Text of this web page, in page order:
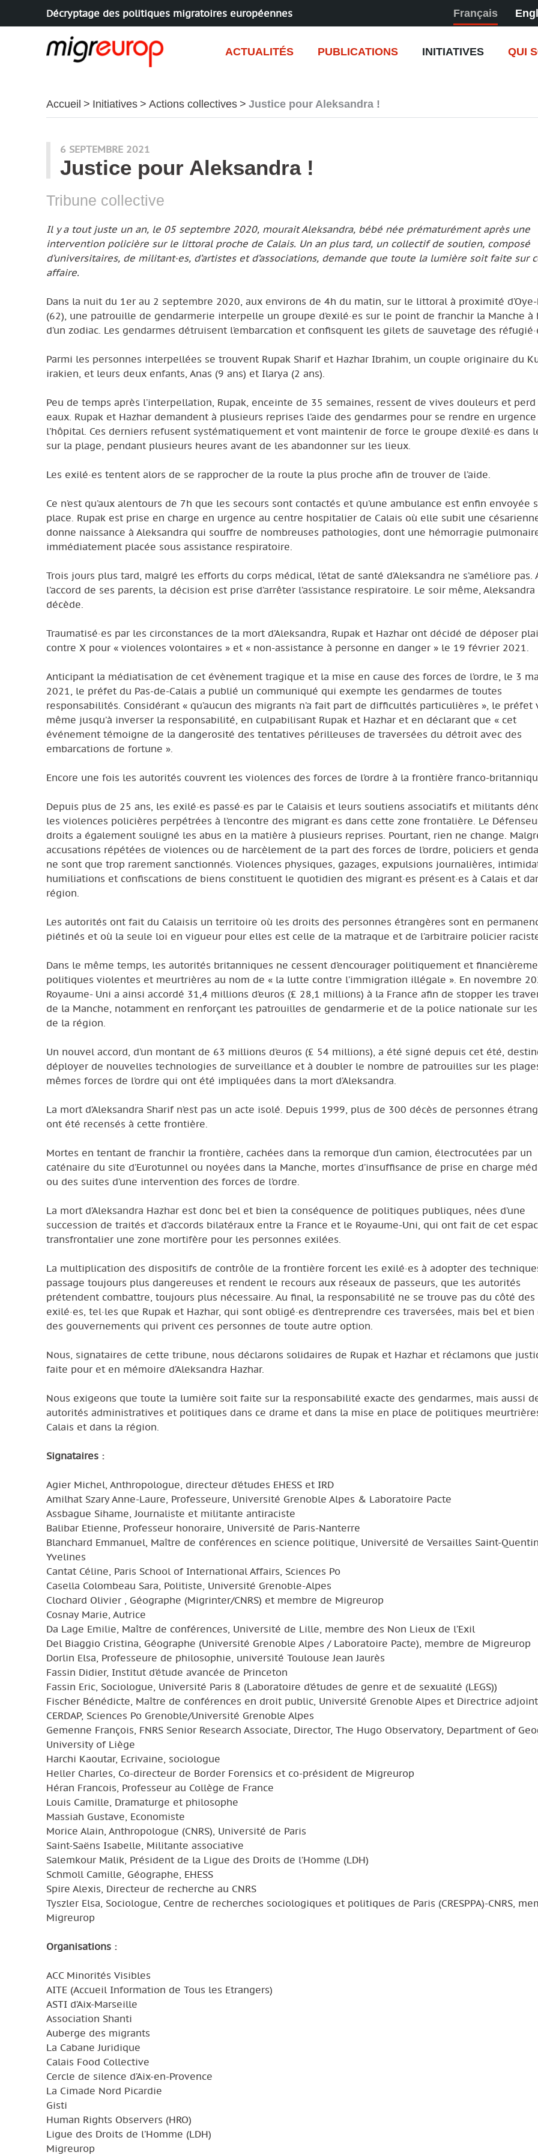
Aller à la navigation
Aller au contenu
Français
Décryptage des politiques migratoires européennes
ACTUALITÉS PUBLICATIONS INITIATIVES QUI
Accueil Initiatives Actions collectives Justice pour Aleksandra !
6 SEPTEMBRE 2021
Justice pour Aleksandra !
Tribune collective
Il y a tout juste un an, le 05 septembre 2020, mourait Aleksandra, bébé née prématurément après une
intervention policière sur le littoral proche de Calais. Un an plus tard, un collectif de soutien, composé
d’universitaires, de militant·es, d’artistes et d’associations, demande que toute la lumière soit faite sur
affaire.
Dans la nuit du 1er au 2 septembre 2020, aux environs de 4h du matin, sur le littoral à proximité d’Oye-
(62), une patrouille de gendarmerie interpelle un groupe d’exilé·es sur le point de franchir la Manche à
d’un zodiac. Les gendarmes détruisent l’embarcation et confisquent les gilets de sauvetage des
Parmi les personnes interpellées se trouvent Rupak Sharif et Hazhar Ibrahim, un couple originaire du
irakien, et leurs deux enfants, Anas (9 ans) et Ilarya (2 ans).
Peu de temps après l’interpellation, Rupak, enceinte de 35 semaines, ressent de vives douleurs et perd
eaux. Rupak et Hazhar demandent à plusieurs reprises l’aide des gendarmes pour se rendre en urgence
l’hôpital. Ces derniers refusent systématiquement et vont maintenir de force le groupe d’exilé·es dans
sur la plage, pendant plusieurs heures avant de les abandonner sur les lieux.
Les exilé·es tentent alors de se rapprocher de la route la plus proche afin de trouver de l’aide.
Ce n’est qu’aux alentours de 7h que les secours sont contactés et qu’une ambulance est enfin envoyée
place. Rupak est prise en charge en urgence au centre hospitalier de Calais où elle subit une
donne naissance à Aleksandra qui souffre de nombreuses pathologies, dont une hémorragie
immédiatement placée sous assistance respiratoire.
Trois jours plus tard, malgré les efforts du corps médical, l’état de santé d’Aleksandra ne s’améliore pas.
l’accord de ses parents, la décision est prise d’arrêter l’assistance respiratoire. Le soir même, Aleksandra
décède.
Traumatisé·es par les circonstances de la mort d’Aleksandra, Rupak et Hazhar ont décidé de déposer
contre X pour « violences volontaires » et « non-assistance à personne en danger » le 19 février 2021.
Anticipant la médiatisation de cet évènement tragique et la mise en cause des forces de l’ordre, le 3
2021, le préfet du Pas-de-Calais a publié un communiqué qui exempte les gendarmes de toutes
responsabilités. Considérant « qu’aucun des migrants n’a fait part de difficultés particulières », le préfet
même jusqu’à inverser la responsabilité, en culpabilisant Rupak et Hazhar et en déclarant que « cet
événement témoigne de la dangerosité des tentatives périlleuses de traversées du détroit avec des
embarcations de fortune ».
Encore une fois les autorités couvrent les violences des forces de l’ordre à la frontière franco-
Depuis plus de 25 ans, les exilé·es passé·es par le Calaisis et leurs soutiens associatifs et militants
les violences policières perpétrées à l’encontre des migrant·es dans cette zone frontalière. Le
droits a également souligné les abus en la matière à plusieurs reprises. Pourtant, rien ne change.
accusations répétées de violences ou de harcèlement de la part des forces de l’ordre, policiers et
ne sont que trop rarement sanctionnés. Violences physiques, gazages, expulsions journalières,
humiliations et confiscations de biens constituent le quotidien des migrant·es présent·es à Calais et
région.
Les autorités ont fait du Calaisis un territoire où les droits des personnes étrangères sont en
piétinés et où la seule loi en vigueur pour elles est celle de la matraque et de l’arbitraire policier
Dans le même temps, les autorités britanniques ne cessent d’encourager politiquement et
politiques violentes et meurtrières au nom de « la lutte contre l’immigration illégale ». En novembre
Royaume- Uni a ainsi accordé 31,4 millions d’euros (£ 28,1 millions) à la France afin de stopper les
de la Manche, notamment en renforçant les patrouilles de gendarmerie et de la police nationale sur
de la région.
Un nouvel accord, d’un montant de 63 millions d’euros (£ 54 millions), a été signé depuis cet été,
déployer de nouvelles technologies de surveillance et à doubler le nombre de patrouilles sur les
mêmes forces de l’ordre qui ont été impliquées dans la mort d’Aleksandra.
La mort d’Aleksandra Sharif n’est pas un acte isolé. Depuis 1999, plus de 300 décès de personnes
ont été recensés à cette frontière.
Mortes en tentant de franchir la frontière, cachées dans la remorque d’un camion, électrocutées par un
caténaire du site d’Eurotunnel ou noyées dans la Manche, mortes d’insuffisance de prise en charge
ou des suites d’une intervention des forces de l’ordre.
La mort d’Aleksandra Hazhar est donc bel et bien la conséquence de politiques publiques, nées d’une
succession de traités et d’accords bilatéraux entre la France et le Royaume-Uni, qui ont fait de cet
transfrontalier une zone mortifère pour les personnes exilées.
La multiplication des dispositifs de contrôle de la frontière forcent les exilé·es à adopter des
passage toujours plus dangereuses et rendent le recours aux réseaux de passeurs, que les autorités
prétendent combattre, toujours plus nécessaire. Au final, la responsabilité ne se trouve pas du côté des
exilé·es, tel·les que Rupak et Hazhar, qui sont obligé·es d’entreprendre ces traversées, mais bel et bien
des gouvernements qui privent ces personnes de toute autre option.
Nous, signataires de cette tribune, nous déclarons solidaires de Rupak et Hazhar et réclamons que
faite pour et en mémoire d’Aleksandra Hazhar.
Nous exigeons que toute la lumière soit faite sur la responsabilité exacte des gendarmes, mais aussi
autorités administratives et politiques dans ce drame et dans la mise en place de politiques
Calais et dans la région.
Signataires :
Agier Michel, Anthropologue, directeur d’études EHESS et IRD
Amilhat Szary Anne-Laure, Professeure, Université Grenoble Alpes & Laboratoire Pacte
Assbague Sihame, Journaliste et militante antiraciste
Balibar Etienne, Professeur honoraire, Université de Paris-Nanterre
Blanchard Emmanuel, Maître de conférences en science politique, Université de Versailles Saint-
Yvelines
Cantat Céline, Paris School of International Affairs, Sciences Po
Casella Colombeau Sara, Politiste, Université Grenoble-Alpes
Clochard Olivier , Géographe (Migrinter/CNRS) et membre de Migreurop
Cosnay Marie, Autrice
Da Lage Emilie, Maître de conférences, Université de Lille, membre des Non Lieux de l’Exil
Del Biaggio Cristina, Géographe (Université Grenoble Alpes / Laboratoire Pacte), membre de Migreurop
Dorlin Elsa, Professeure de philosophie, université Toulouse Jean Jaurès
Fassin Didier, Institut d’étude avancée de Princeton
Fassin Eric, Sociologue, Université Paris 8 (Laboratoire d’études de genre et de sexualité (LEGS))
Fischer Bénédicte, Maître de conférences en droit public, Université Grenoble Alpes et Directrice
CERDAP, Sciences Po Grenoble/Université Grenoble Alpes
Gemenne François, FNRS Senior Research Associate, Director, The Hugo Observatory, Department of
University of Liège
Harchi Kaoutar, Ecrivaine, sociologue
Heller Charles, Co-directeur de Border Forensics et co-président de Migreurop
Héran Francois, Professeur au Collège de France
Louis Camille, Dramaturge et philosophe
Massiah Gustave, Economiste
Morice Alain, Anthropologue (CNRS), Université de Paris
Saint-Saëns Isabelle, Militante associative
Salemkour Malik, Président de la Ligue des Droits de l’Homme (LDH)
Schmoll Camille, Géographe, EHESS
Spire Alexis, Directeur de recherche au CNRS
Tyszler Elsa, Sociologue, Centre de recherches sociologiques et politiques de Paris (CRESPPA)-CNRS,
Migreurop
Organisations :
ACC Minorités Visibles
AITE (Accueil Information de Tous les Etrangers)
ASTI d’Aix-Marseille
Association Shanti
Auberge des migrants
La Cabane Juridique
Calais Food Collective
Cercle de silence d’Aix-en-Provence
La Cimade Nord Picardie
Gisti
Human Rights Observers (HRO)
Ligue des Droits de l’Homme (LDH)
Migreurop